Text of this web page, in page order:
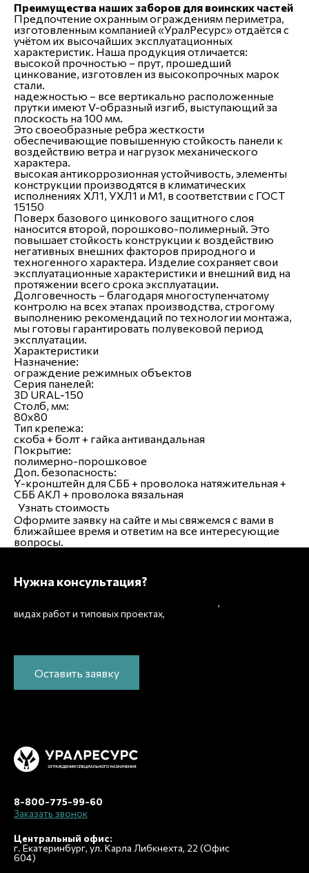
Преимущества наших заборов для воинских частей
Предпочтение охранным ограждениям периметра,
изготовленным компанией «УралРесурс» отдаётся с
учётом их высочайших эксплуатационных
характеристик. Наша продукция отличается:
высокой прочностью – прут, прошедший
цинкование, изготовлен из высокопрочных марок
стали.
надежностью – все вертикально расположенные
прутки имеют V-образный изгиб, выступающий за
плоскость на 100 мм.
Это своеобразные ребра жесткости
обеспечивающие повышенную стойкость панели к
воздействию ветра и нагрузок механического
характера.
высокая антикоррозионная устойчивость, элементы
конструкции производятся в климатических
исполнениях ХЛ1, УХЛ1 и М1, в соответствии с ГОСТ
15150
Поверх базового цинкового защитного слоя
наносится второй, порошково-полимерный. Это
повышает стойкость конструкции к воздействию
негативных внешних факторов природного и
техногенного характера. Изделие сохраняет свои
эксплуатационные характеристики и внешний вид на
протяжении всего срока эксплуатации.
Долговечность – благодаря многоступенчатому
контролю на всех этапах производства, строгому
выполнению рекомендаций по технологии монтажа,
мы готовы гарантировать полувековой период
эксплуатации.
Характеристики
Назначение:
ограждение режимных объектов
Серия панелей:
3D URAL-150
Столб, мм:
80х80
Тип крепежа:
скоба + болт + гайка антивандальная
Покрытие:
полимерно-порошковое
Доп. безопасность:
Y-кронштейн для СББ + проволока натяжительная +
СББ АКЛ + проволока вязальная
Узнать стоимость
Оформите заявку на сайте и мы свяжемся с вами в
ближайшее время и ответим на все интересующие
вопросы.
Нужна консультация?
,
видах работ и типовых проектах,
Оставить заявку
8-800-775-99-60
Заказать звонок
Центральный офис:
г. Екатеринбург, ул. Карла Либкнехта, 22 (Офис
604)